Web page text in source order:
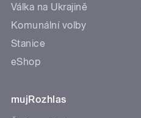
Válka na Ukrajině
Komunální volby
Stanice
eShop
mujRozhlas